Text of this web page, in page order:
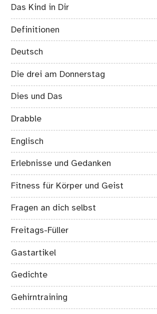
Das Kind in Dir
Definitionen
Deutsch
Die drei am Donnerstag
Dies und Das
Drabble
Englisch
Erlebnisse und Gedanken
Fitness für Körper und Geist
Fragen an dich selbst
Freitags-Füller
Gastartikel
Gedichte
Gehirntraining